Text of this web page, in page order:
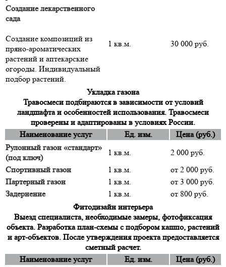
Создание лекарственного
сада
Создание композиций из
пряно-ароматических
растений и аптекарские
огороды. Индивидуальный
подбор растений.
1 кв.м. 30 000 руб.
Укладка газона
Травосмеси подбираются в зависимости от условий
ландшафта и особенностей использования. Травосмеси
проверены и адаптированы в условиях России.
Наименование услуг
Ед. изм.
Цена (руб.)
Рулонный газон «стандарт»
(под ключ)
1 кв.м.
2 000 руб.
Спортивный газон
1 кв.м.
от 2 000 руб.
Партерный газон
1 кв.м.
от 3 000 руб.
Задернение
1 кв.м.
от 800 руб.
Фитодизайн интерьера
Выезд специалиста, необходимые замеры, фотофиксация
объекта. Разработка план-схемы с подбором кашпо, растений
и арт-объектов. После утверждения проекта предоставляется
сметный расчет.
Наименование услуг
Ед. изм.
Цена (руб.)